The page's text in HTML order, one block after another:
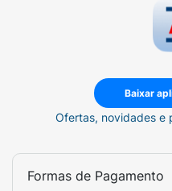
Baixar
Ofertas, novidades e
Formas de Pagamento